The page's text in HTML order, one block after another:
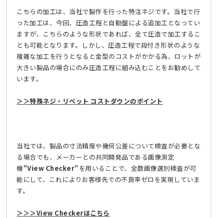
こちらの加工は、当社で製作を行った特注ネジです。当社で行
った加工は、今回、圧造工程と自動盤による追加工となってい
ますが、こちらのような形状であれば、全て圧造で加工するこ
とも可能となります。しかし、圧造工程で段付き形状のような
複雑な加工を行うとなると金型のコストがかかる為、ロットが
大きい製品の場合にのみ圧造工程に組み込むことをお勧めして
います。
＞＞特殊ネジ・リベット コストダウンのポイント
当社では、製品の寸法精度や幾何公差について検査が必要とな
る場合でも、メーカーとの共同開発品である画像測定
機”View Checker” を用いることで、全数画像選別検査が可
能にして、これによりお客様先での不良率ゼロを実現していま
す。
＞＞＞View Checkerはこちら